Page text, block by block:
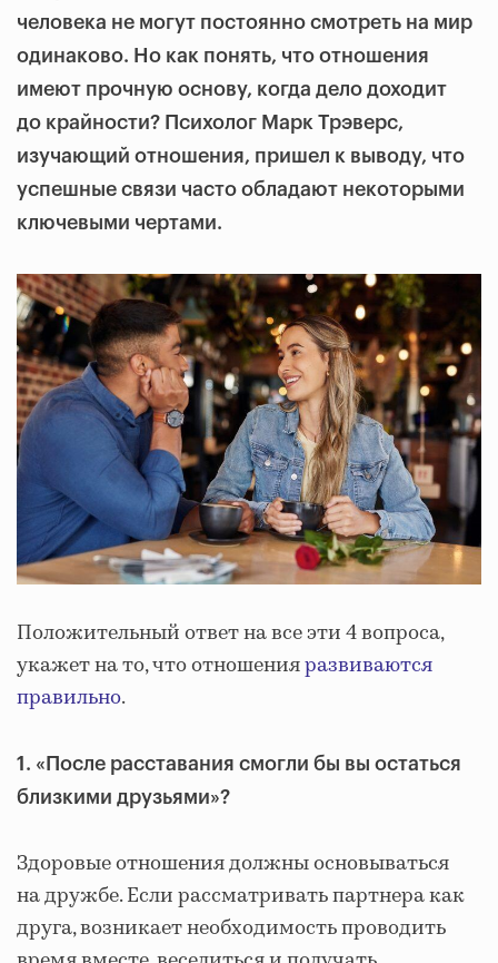
человека не могут постоянно смотреть на мир
одинаково. Но как понять, что отношения
имеют прочную основу, когда дело доходит
до крайности? Психолог Марк Трэверс,
изучающий отношения, пришел к выводу, что
успешные связи часто обладают некоторыми
ключевыми чертами.
Положительный ответ на все эти 4 вопроса,
укажет на то, что отношенияразвиваются
правильно.
1. «После расставания смогли бы вы остаться
близкими друзьями»?
Здоровые отношения должны основываться
на дружбе. Если рассматривать партнера как
друга, возникает необходимость проводить